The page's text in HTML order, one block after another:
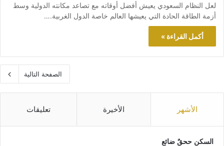
لعل النظام السعودي يعيش أفضل أوقاته مع تصاعد مكانته الدولية وسط
أزمة الطاقة الحادة التي يعيشها العالم خاصة الدول الغربية.…
أكمل القراءة »
الصفحة التالية
الأشهر الأخيرة تعليقات
السكن ححقٌ ضائع